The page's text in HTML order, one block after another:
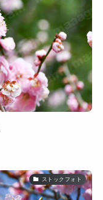
ストックフォト